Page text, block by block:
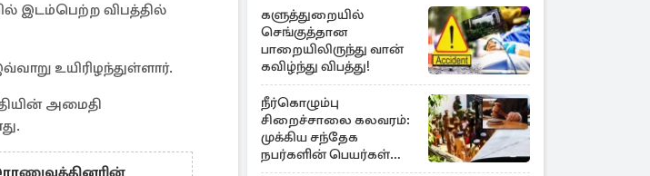
இடம்பெற்ற விபத்தில்
உயிரிழந்துள்ளார்.
அமைதி
களுத்துறையில்
செங்குத்தான
பாறையிலிருந்து வான்
கவிழ்ந்து விபத்து!
நீர்கொழும்பு
சிறைச்சாலை கலவரம்:
முக்கிய சந்தேக
நபர்களின் பெயர்கள்
நீதிமன்றில் சமர்ப்பிப்பு!